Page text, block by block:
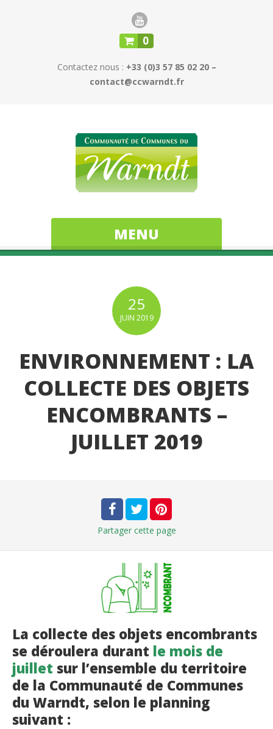
0
Contactez nous : +33 (0)3 57 85 02 20 –
contact@ccwarndt.fr
MENU
25
JUIN 2019
ENVIRONNEMENT : LA
COLLECTE DES OBJETS
ENCOMBRANTS –
JUILLET 2019
Partager cette page
La collecte des objets encombrants
se déroulera durant le mois de
juillet sur l’ensemble du territoire
de la Communauté de Communes
du Warndt, selon le planning
suivant :